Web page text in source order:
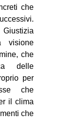
che
visione
che
delle
per
che
il clima
che